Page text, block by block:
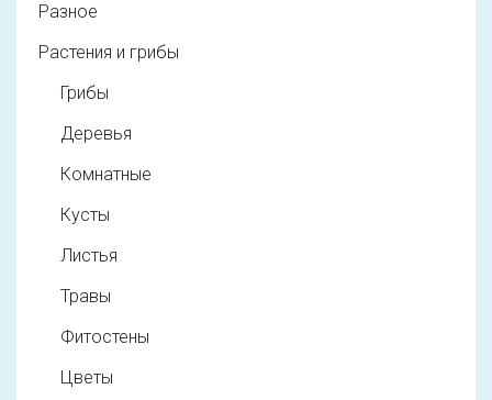
Разное
Растения и грибы
Грибы
Деревья
Комнатные
Кусты
Листья
Травы
Фитостены
Цветы